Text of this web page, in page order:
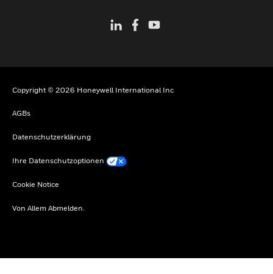
Copyright © 2026 Honeywell International Inc
AGBs
Datenschutzerklärung
Ihre Datenschutzoptionen
Cookie Notice
Von Allem Abmelden.